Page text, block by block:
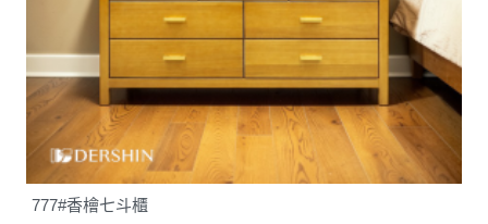
777#香檜七斗櫃